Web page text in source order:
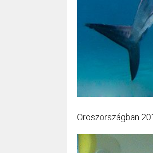
Oroszországban